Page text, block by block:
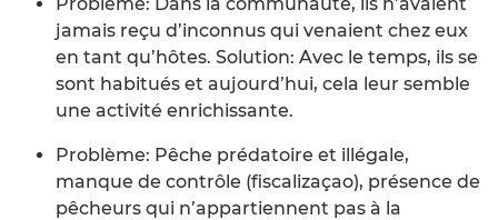
jamais reçu d’inconnus qui venaient chez eux
en tant qu’hôtes. Solution: Avec le temps, ils se
sont habitués et aujourd’hui, cela leur semble
une activité enrichissante.
Problème: Pêche prédatoire et illégale,
manque de contrôle (fiscalizaçao), présence de
pêcheurs qui n’appartiennent pas à la